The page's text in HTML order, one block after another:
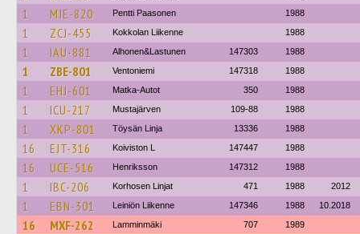
1 MJE-820 Pentti Paasonen 1988
1 ZCJ-455 Kokkolan Liikenne 1988
1 IAU-881 Alhonen&Lastunen 147303 1988
1 ZBE-801 Ventoniemi 147318 1988
1 EHJ-601 Matka-Autot 350 1988
1 ICU-217 Mustajärven 109-88 1988
1 XKP-801 Töysän Linja 13336 1988
16 EJT-316 Koiviston L 147447 1988
16 UCE-516 Henriksson 147312 1988
1 IBC-206 Korhosen Linjat 471 1988 2012
1 EBN-301 Leiniön Liikenne 147346 1988 10.2018
16 MXF-262 Lamminmäki 707 1989